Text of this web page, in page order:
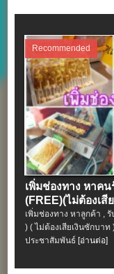
Recommended
เพิ่มช่องทาง หาค
(FREE)(ไม่ต้องเสี
เพิ่มช่องทาง หาลูกค้า ,
) ( ไม่ต้องเสียเงินซักบ
ประชาสัมพันธ์ [อ่านต่อ]